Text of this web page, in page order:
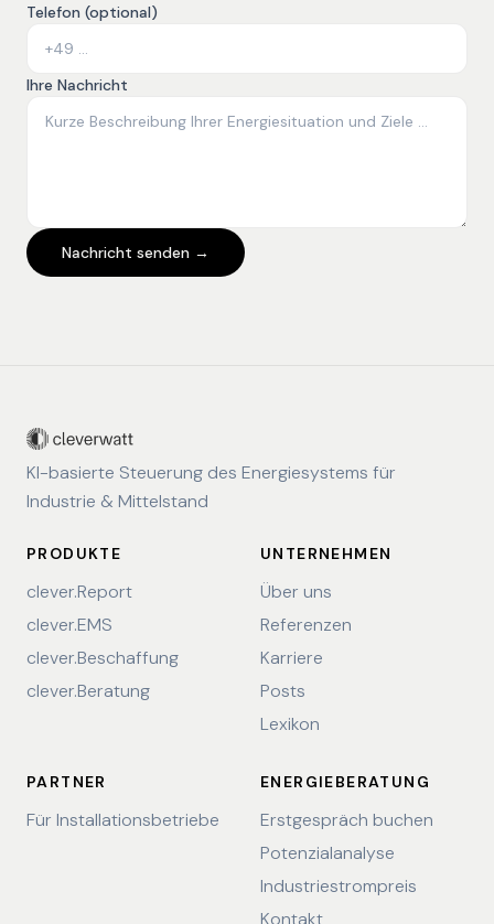
Telefon (optional)
Ihre Nachricht
Nachricht senden →
KI-basierte Steuerung des Energiesystems für
Industrie & Mittelstand
PRODUKTE
clever.Report
clever.EMS
clever.Beschaffung
clever.Beratung
UNTERNEHMEN
Über uns
Referenzen
Karriere
Posts
Lexikon
PARTNER
Für Installationsbetriebe
ENERGIEBERATUNG
Erstgespräch buchen
Potenzialanalyse
Industriestrompreis
Kontakt